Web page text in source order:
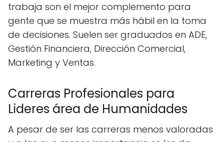
trabaja son el mejor complemento para
gente que se muestra más hábil en la toma
de decisiones. Suelen ser graduados en ADE,
Gestión Financiera, Dirección Comercial,
Marketing y Ventas.
Carreras Profesionales para
Lideres área de Humanidades
A pesar de ser las carreras menos valoradas